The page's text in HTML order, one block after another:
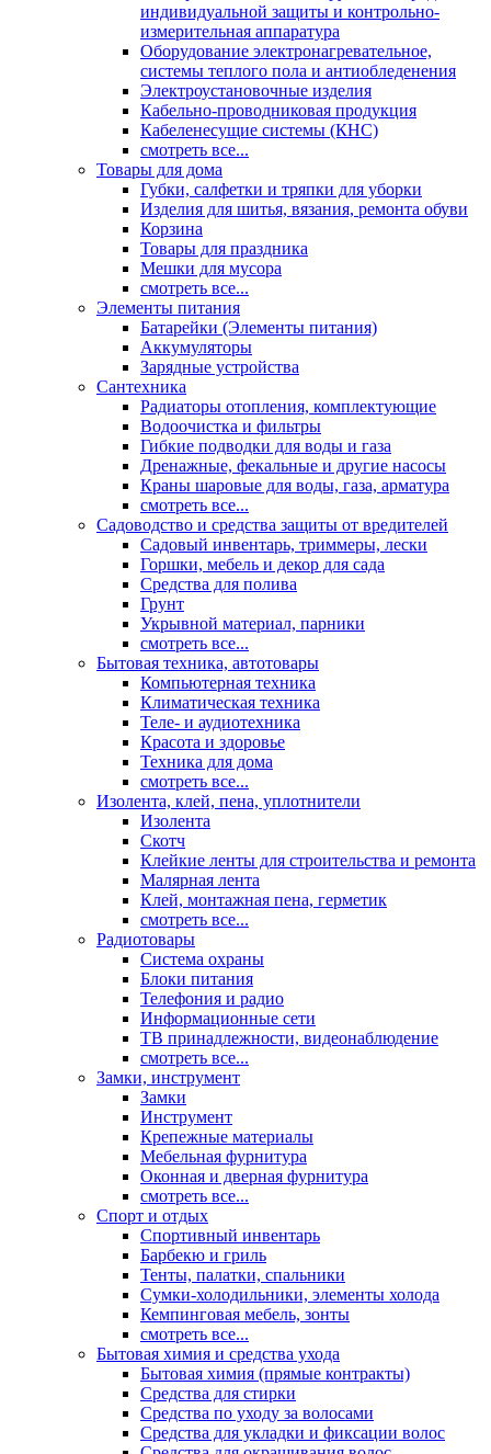
индивидуальной защиты и контрольно-
измерительная аппаратура
Оборудование электронагревательное,
системы теплого пола и антиобледенения
Электроустановочные изделия
Кабельно-проводниковая продукция
Кабеленесущие системы (КНС)
смотреть все...
Товары для дома
Губки, салфетки и тряпки для уборки
Изделия для шитья, вязания, ремонта обуви
Корзина
Товары для праздника
Мешки для мусора
смотреть все...
Элементы питания
Батарейки (Элементы питания)
Аккумуляторы
Зарядные устройства
Сантехника
Радиаторы отопления, комплектующие
Водоочистка и фильтры
Гибкие подводки для воды и газа
Дренажные, фекальные и другие насосы
Краны шаровые для воды, газа, арматура
смотреть все...
Садоводство и средства защиты от вредителей
Садовый инвентарь, триммеры, лески
Горшки, мебель и декор для сада
Средства для полива
Грунт
Укрывной материал, парники
смотреть все...
Бытовая техника, автотовары
Компьютерная техника
Климатическая техника
Теле- и аудиотехника
Красота и здоровье
Техника для дома
смотреть все...
Изолента, клей, пена, уплотнители
Изолента
Скотч
Клейкие ленты для строительства и ремонта
Малярная лента
Клей, монтажная пена, герметик
смотреть все...
Радиотовары
Система охраны
Блоки питания
Телефония и радио
Информационные сети
ТВ принадлежности, видеонаблюдение
смотреть все...
Замки, инструмент
Замки
Инструмент
Крепежные материалы
Мебельная фурнитура
Оконная и дверная фурнитура
смотреть все...
Спорт и отдых
Спортивный инвентарь
Барбекю и гриль
Тенты, палатки, спальники
Сумки-холодильники, элементы холода
Кемпинговая мебель, зонты
смотреть все...
Бытовая химия и средства ухода
Бытовая химия (прямые контракты)
Средства для стирки
Средства по уходу за волосами
Средства для укладки и фиксации волос